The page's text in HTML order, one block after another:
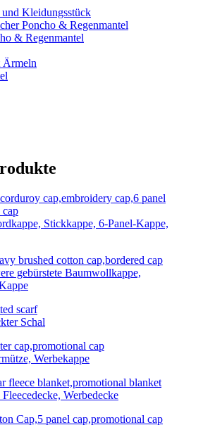
Kleidungsstück
Poncho & Regenmantel
& Regenmantel
Ärmeln
Stickkappe, 6-Panel-Kappe,
gebürstete Baumwollkappe,
Schal
Werbekappe
Werbedecke